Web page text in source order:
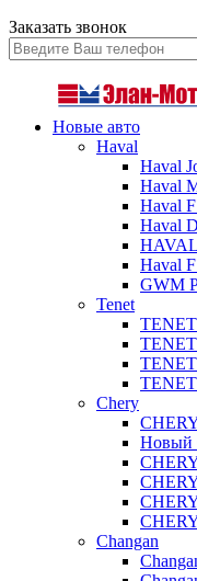
Заказать звонок
Новые авто
Haval
Haval
Haval
Haval
Haval
Haval
GWM
Tenet
Chery
Новый
Changan